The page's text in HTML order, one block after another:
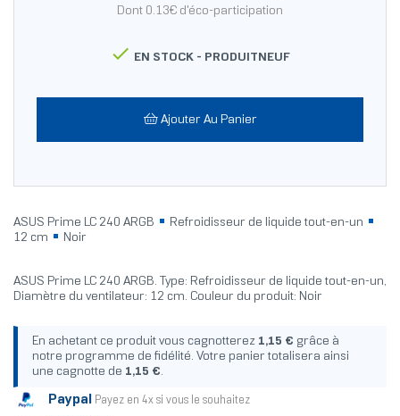
Dont 0.13€ d'éco-participation
 EN STOCK - PRODUITNEUF
Ajouter Au Panier
ASUS Prime LC 240 ARGB
Refroidisseur de liquide tout-en-un
12 cm
Noir
ASUS Prime LC 240 ARGB. Type: Refroidisseur de liquide tout-en-un,
Diamètre du ventilateur: 12 cm. Couleur du produit: Noir
En achetant ce produit vous cagnotterez 1,15 € grâce à
notre programme de fidélité. Votre panier totalisera ainsi
une cagnotte de 1,15 €.
Paypal Payez en 4x si vous le souhaitez